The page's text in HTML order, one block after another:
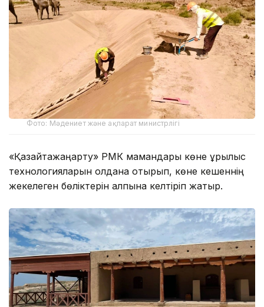
Фото: Мәдениет және ақпарат министрлігі
«Қазқайтажаңарту» РМК мамандары көне құрылыс
технологияларын қолдана отырып, көне кешеннің
жекелеген бөліктерін қалпына келтіріп жатыр.